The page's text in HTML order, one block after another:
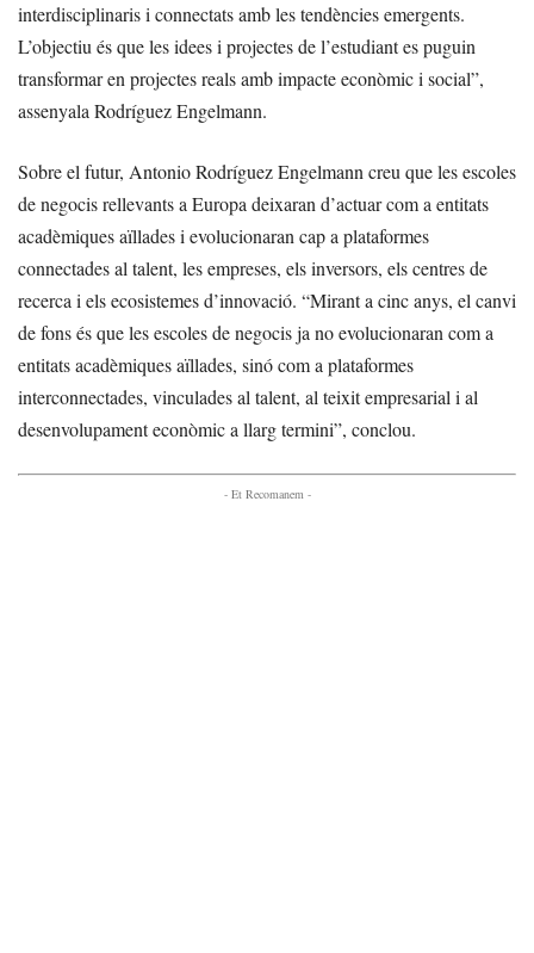
interdisciplinaris i connectats amb les tendències emergents.
L’objectiu és que les idees i projectes de l’estudiant es puguin
transformar en projectes reals amb impacte econòmic i social”,
assenyala Rodríguez Engelmann.
Sobre el futur, Antonio Rodríguez Engelmann creu que les escoles
de negocis rellevants a Europa deixaran d’actuar com a entitats
acadèmiques aïllades i evolucionaran cap a plataformes
connectades al talent, les empreses, els inversors, els centres de
recerca i els ecosistemes d’innovació. “Mirant a cinc anys, el canvi
de fons és que les escoles de negocis ja no evolucionaran com a
entitats acadèmiques aïllades, sinó com a plataformes
interconnectades, vinculades al talent, al teixit empresarial i al
desenvolupament econòmic a llarg termini”, conclou.
- Et Recomanem -